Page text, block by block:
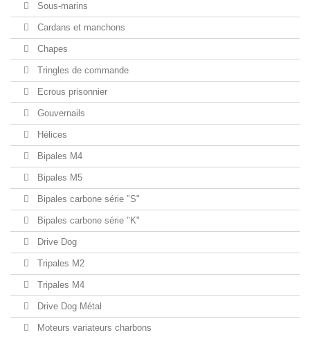
Sous-marins
Cardans et manchons
Chapes
Tringles de commande
Ecrous prisonnier
Gouvernails
Hélices
Bipales M4
Bipales M5
Bipales carbone série "S"
Bipales carbone série "K"
Drive Dog
Tripales M2
Tripales M4
Drive Dog Métal
Moteurs variateurs charbons